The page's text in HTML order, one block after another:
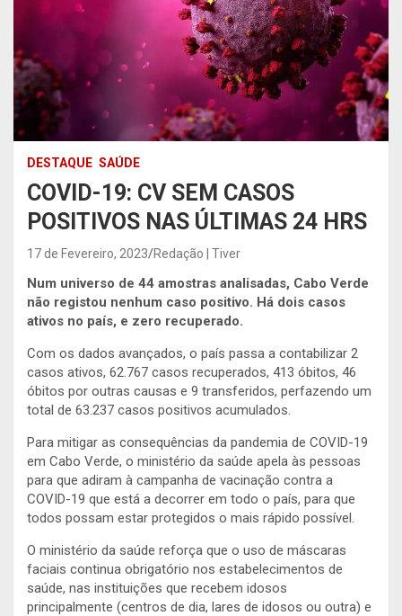
DESTAQUE SAÚDE
COVID-19: CV SEM CASOS
POSITIVOS NAS ÚLTIMAS 24 HRS
17 de Fevereiro, 2023 Redação | Tiver
Num universo de 44 amostras analisadas, Cabo Verde
não registou nenhum caso positivo. Há dois casos
ativos no país, e zero recuperado.
Com os dados avançados, o país passa a contabilizar 2
casos ativos, 62.767 casos recuperados, 413 óbitos, 46
óbitos por outras causas e 9 transferidos, perfazendo um
total de 63.237 casos positivos acumulados.
Para mitigar as consequências da pandemia de COVID-19
em Cabo Verde, o ministério da saúde apela às pessoas
para que adiram à campanha de vacinação contra a
COVID-19 que está a decorrer em todo o país, para que
todos possam estar protegidos o mais rápido possível.
O ministério da saúde reforça que o uso de máscaras
faciais continua obrigatório nos estabelecimentos de
saúde, nas instituições que recebem idosos
principalmente (centros de dia, lares de idosos ou outra) e